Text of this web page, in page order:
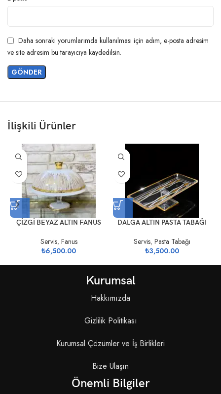
Daha sonraki yorumlarımda kullanılması için adım, e-posta adresim
ve site adresim bu tarayıcıya kaydedilsin.
İlişkili Ürünler
ÇİZGİ BEYAZ ALTIN FANUS
Servis, Fanus
₺6,500.00
DALGA ALTIN PASTA TABAĞI
Servis, Pasta Tabağı
₺3,500.00
Kurumsal
Hakkımızda
Gizlilik Politikası
Kurumsal Çözümler ve İş Birlikleri
Bize Ulaşın
Önemli Bilgiler